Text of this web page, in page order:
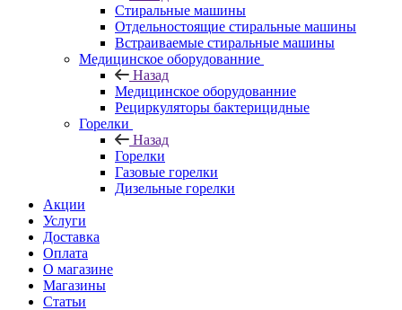
Стиральные машины
Отдельностоящие стиральные машины
Встраиваемые стиральные машины
Медицинское оборудованние
Назад
Медицинское оборудованние
Рециркуляторы бактерицидные
Горелки
Назад
Горелки
Газовые горелки
Дизельные горелки
Акции
Услуги
Доставка
Оплата
О магазине
Магазины
Статьи